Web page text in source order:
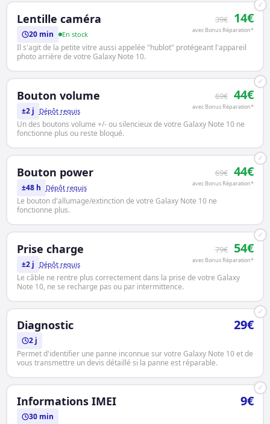
✓
Lentille caméra 39€ 14€
avec Bonus Réparation*
20 min En stock
Il s'agit de la petite vitre aussi appelée "hublot" protégeant l'appareil
photo arrière de votre Galaxy Note 10.
✓
Bouton volume 69€ 44€
avec Bonus Réparation*
±2 j Dépôt requis
Un des boutons volume +/- ou silencieux de votre Galaxy Note 10 ne
fonctionne plus ou reste bloqué.
✓
Bouton power 69€ 44€
avec Bonus Réparation*
±48 h Dépôt requis
Le bouton d'allumage/extinction de votre Galaxy Note 10 ne
fonctionne plus.
✓
Prise charge 79€ 54€
avec Bonus Réparation*
±2 j Dépôt requis
Le câble ne rentre plus correctement dans la prise de votre Galaxy
Note 10, ne se recharge pas ou par intermittence.
✓
Diagnostic 29€
2 j
Permet d'identifier une panne inconnue sur votre Galaxy Note 10 et de
vous transmettre un devis détaillé si la panne est réparable.
✓
Informations IMEI 9€
30 min